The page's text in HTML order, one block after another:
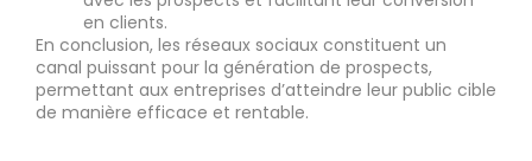
en clients.
En conclusion, les réseaux sociaux constituent un
canal puissant pour la génération de prospects,
permettant aux entreprises d’atteindre leur public cible
de manière efficace et rentable.